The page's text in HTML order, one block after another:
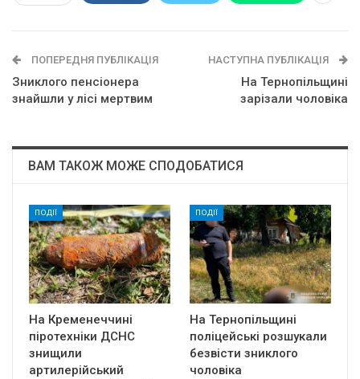
ПОПЕРЕДНЯ ПУБЛІКАЦІЯ
Зниклого пeнcioнepa
знaйшли y лici мepтвим
НАСТУПНА ПУБЛІКАЦІЯ
На Тернопільщині
зарізали чоловіка
ВАМ ТАКОЖ МОЖЕ СПОДОБАТИСЯ
ПОДІЇ
На Кременеччині
піротехніки ДСНС
знищили
артилерійський
ПОДІЇ
На Тернопільщині
поліцейські розшукали
безвісти зниклого
чоловіка